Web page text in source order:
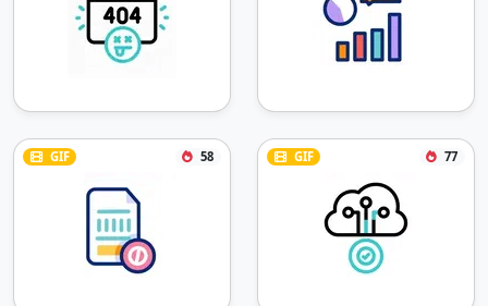
GIF 58 GIF 77